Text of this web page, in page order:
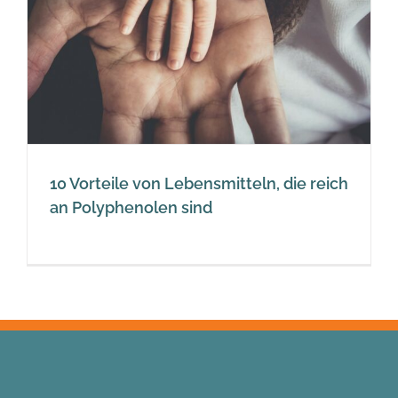
10 Vorteile von Lebensmitteln, die reich
an Polyphenolen sind